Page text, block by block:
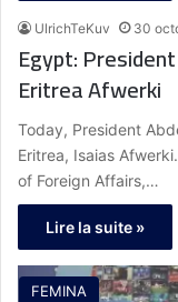
UlrichTeKuv 30
Egypt:
Eritrea Afwerki
Today, President
Eritrea, Isaias
of Foreign Affairs,…
Lire la suite »
FEMINA